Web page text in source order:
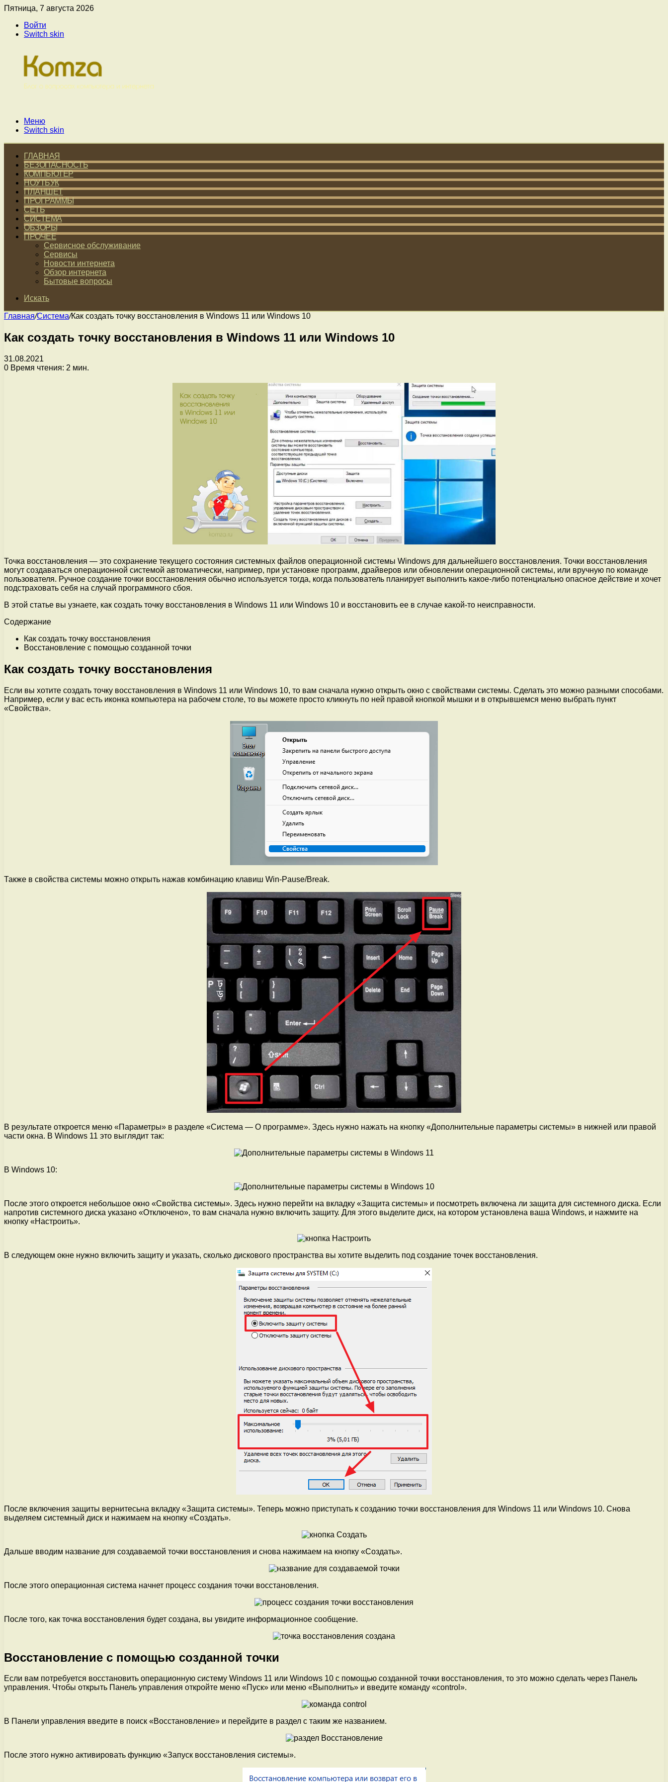
Пятница, 7 августа 2026
Войти
Switch skin
Меню
Switch skin
ГЛАВНАЯ
БЕЗОПАСНОСТЬ
КОМПЬЮТЕР
НОУТБУК
ПЛАНШЕТ
ПРОГРАММЫ
СЕТЬ
СИСТЕМА
ОБЗОРЫ
ПРОЧЕЕ
Сервисное обслуживание
Сервисы
Новости интернета
Обзор интернета
Бытовые вопросы
Искать
Главная/Система/Как создать точку восстановления в Windows 11 или Windows 10
Как создать точку восстановления в Windows 11 или Windows 10
31.08.2021
0 Время чтения: 2 мин.
Точка восстановления — это сохранение текущего состояния системных файлов операционной системы Windows для дальнейшего восстановления. Точки восстановления
могут создаваться операционной системой автоматически, например, при установке программ, драйверов или обновлении операционной системы, или вручную по команде
пользователя. Ручное создание точки восстановления обычно используется тогда, когда пользователь планирует выполнить какое-либо потенциально опасное действие и хочет
подстраховать себя на случай программного сбоя.
В этой статье вы узнаете, как создать точку восстановления в Windows 11 или Windows 10 и восстановить ее в случае какой-то неисправности.
Содержание
Как создать точку восстановления
Восстановление с помощью созданной точки
Как создать точку восстановления
Если вы хотите создать точку восстановления в Windows 11 или Windows 10, то вам сначала нужно открыть окно с свойствами системы. Сделать это можно разными способами.
Например, если у вас есть иконка компьютера на рабочем столе, то вы можете просто кликнуть по ней правой кнопкой мышки и в открывшемся меню выбрать пункт
«Свойства».
Также в свойства системы можно открыть нажав комбинацию клавиш Win-Pause/Break.
В результате откроется меню «Параметры» в разделе «Система — О программе». Здесь нужно нажать на кнопку «Дополнительные параметры системы» в нижней или правой
части окна. В Windows 11 это выглядит так:
В Windows 10:
После этого откроется небольшое окно «Свойства системы». Здесь нужно перейти на вкладку «Защита системы» и посмотреть включена ли защита для системного диска. Если
напротив системного диска указано «Отключено», то вам сначала нужно включить защиту. Для этого выделите диск, на котором установлена ваша Windows, и нажмите на
кнопку «Настроить».
В следующем окне нужно включить защиту и указать, сколько дискового пространства вы хотите выделить под создание точек восстановления.
После включения защиты вернитесьна вкладку «Защита системы». Теперь можно приступать к созданию точки восстановления для Windows 11 или Windows 10. Снова
выделяем системный диск и нажимаем на кнопку «Создать».
Дальше вводим название для создаваемой точки восстановления и снова нажимаем на кнопку «Создать».
После этого операционная система начнет процесс создания точки восстановления.
После того, как точка восстановления будет создана, вы увидите информационное сообщение.
Восстановление с помощью созданной точки
Если вам потребуется восстановить операционную систему Windows 11 или Windows 10 с помощью созданной точки восстановления, то это можно сделать через Панель
управления. Чтобы открыть Панель управления откройте меню «Пуск» или меню «Выполнить» и введите команду «control».
В Панели управления введите в поиск «Восстановление» и перейдите в раздел с таким же названием.
После этого нужно активировать функцию «Запуск восстановления системы».